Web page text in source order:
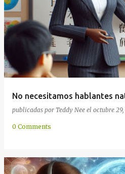
No necesitamos hablantes
publicadas por Teddy Nee el octubre
0 Comments